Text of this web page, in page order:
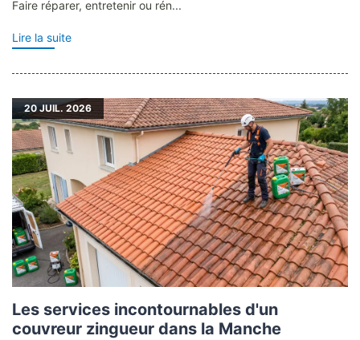
Faire réparer, entretenir ou rén...
Lire la suite
20 JUIL. 2026
Les services incontournables d'un
couvreur zingueur dans la Manche